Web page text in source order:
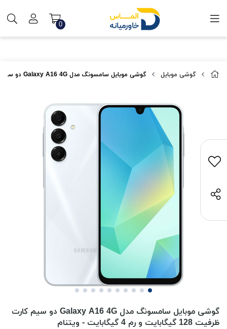
گوشی موبایل گوشی موبایل سامسونگ مدل Galaxy A16 4G دو سیم کارت ظرفیت 128 گیگابایت و رم 4 گیگابایت - ویتنام
گوشی موبایل سامسونگ مدل Galaxy A16 4G دو سیم کارت
ظرفیت 128 گیگابایت و رم 4 گیگابایت - ویتنام
0